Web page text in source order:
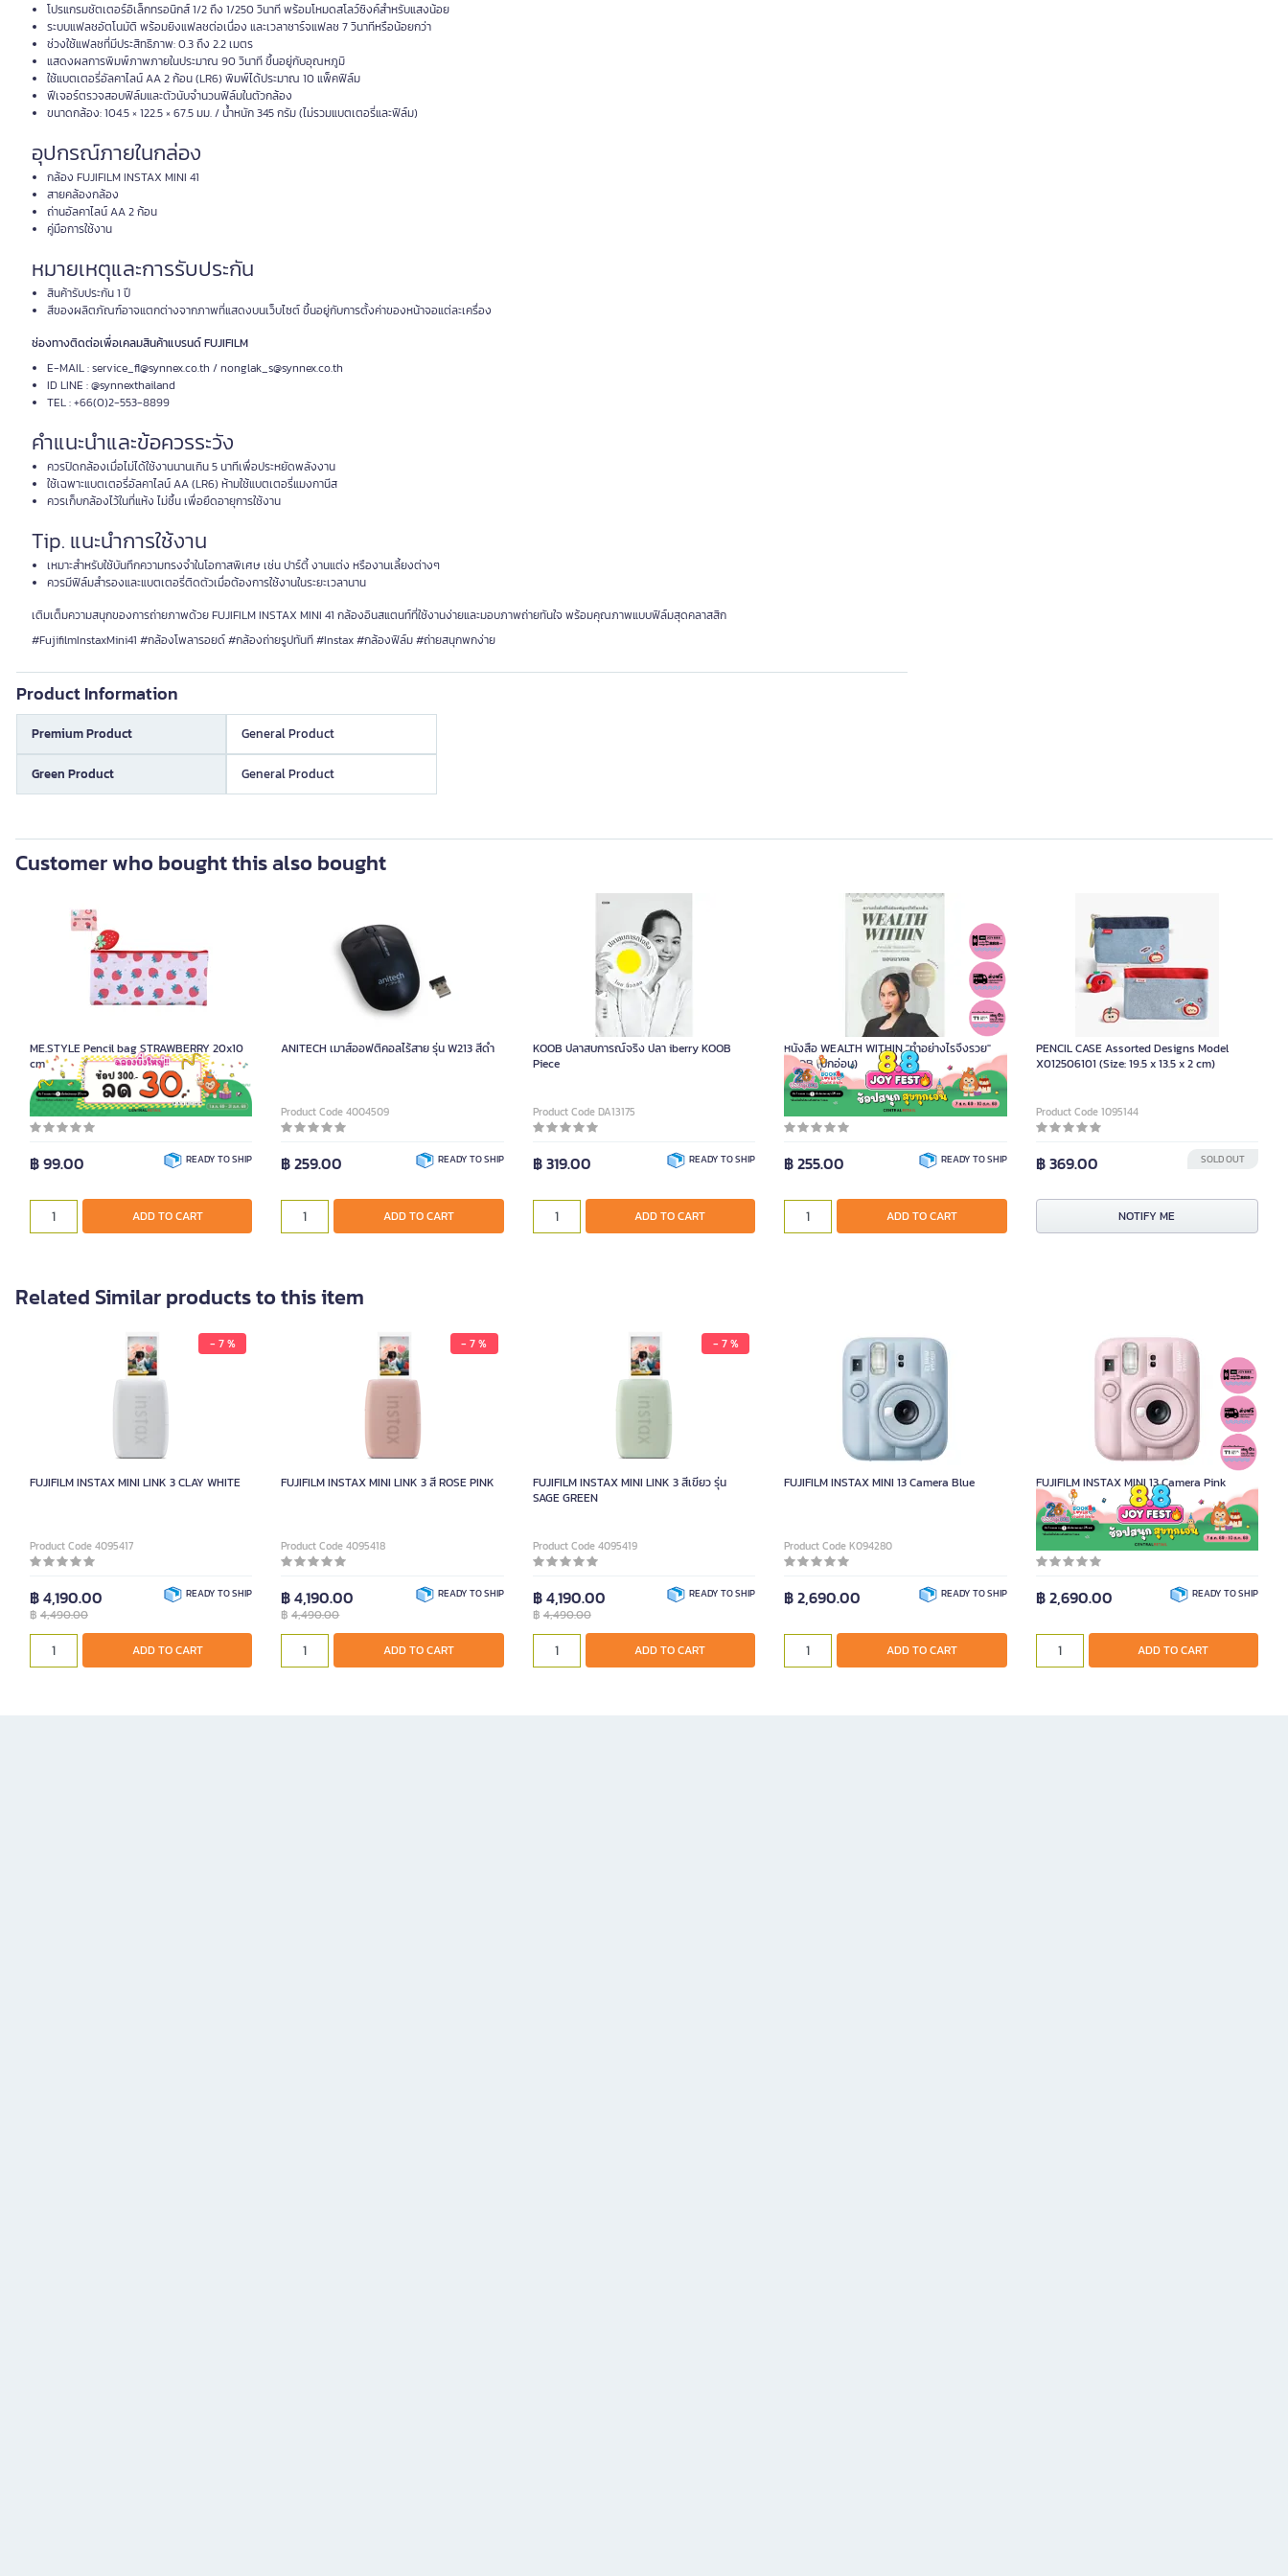
โปรแกรมชัตเตอร์อิเล็กทรอนิกส์ 1/2 ถึง 1/250 วินาที พร้อมโหมดสโลว์ซิงค์สำหรับแสงน้อย
ระบบแฟลชอัตโนมัติ พร้อมยิงแฟลชต่อเนื่อง และเวลาชาร์จแฟลช 7 วินาทีหรือน้อยกว่า
ช่วงใช้แฟลชที่มีประสิทธิภาพ: 0.3 ถึง 2.2 เมตร
แสดงผลการพิมพ์ภาพภายในประมาณ 90 วินาที ขึ้นอยู่กับอุณหภูมิ
ใช้แบตเตอรี่อัลคาไลน์ AA 2 ก้อน (LR6) พิมพ์ได้ประมาณ 10 แพ็คฟิล์ม
ฟีเจอร์ตรวจสอบฟิล์มและตัวนับจำนวนฟิล์มในตัวกล้อง
ขนาดกล้อง: 104.5 × 122.5 × 67.5 มม. / น้ำหนัก 345 กรัม (ไม่รวมแบตเตอรี่และฟิล์ม)
อุปกรณ์ภายในกล่อง
กล้อง FUJIFILM INSTAX MINI 41
สายคล้องกล้อง
ถ่านอัลคาไลน์ AA 2 ก้อน
คู่มือการใช้งาน
หมายเหตุและการรับประกัน
สินค้ารับประกัน 1 ปี
สีของผลิตภัณฑ์อาจแตกต่างจากภาพที่แสดงบนเว็บไซต์ ขึ้นอยู่กับการตั้งค่าของหน้าจอแต่ละเครื่อง
ช่องทางติดต่อเพื่อเคลมสินค้าแบรนด์ FUJIFILM
E-MAIL : service_fl@synnex.co.th / nonglak_s@synnex.co.th
ID LINE : @synnexthailand
TEL : +66(0)2-553-8899
คำแนะนำและข้อควรระวัง
ควรปิดกล้องเมื่อไม่ได้ใช้งานนานเกิน 5 นาทีเพื่อประหยัดพลังงาน
ใช้เฉพาะแบตเตอรี่อัลคาไลน์ AA (LR6) ห้ามใช้แบตเตอรี่แมงกานีส
ควรเก็บกล้องไว้ในที่แห้ง ไม่ชื้น เพื่อยืดอายุการใช้งาน
Tip. แนะนำการใช้งาน
เหมาะสำหรับใช้บันทึกความทรงจำในโอกาสพิเศษ เช่น ปาร์ตี้ งานแต่ง หรืองานเลี้ยงต่างๆ
ควรมีฟิล์มสำรองและแบตเตอรี่ติดตัวเมื่อต้องการใช้งานในระยะเวลานาน
เติมเต็มความสนุกของการถ่ายภาพด้วย FUJIFILM INSTAX MINI 41 กล้องอินสแตนท์ที่ใช้งานง่ายและมอบภาพถ่ายทันใจ พร้อมคุณภาพแบบฟิล์มสุดคลาสสิก
#FujifilmInstaxMini41 #กล้องโพลารอยด์ #กล้องถ่ายรูปทันที #Instax #กล้องฟิล์ม #ถ่ายสนุกพกง่าย
Product Information
Premium Product General Product
Green Product General Product
Customer who bought this also bought
ME.STYLE Pencil bag STRAWBERRY 20x10
cm
Product Code 1093324
฿ 99.00 READY TO SHIP
ADD TO CART
ANITECH เมาส์ออฟติคอลไร้สาย รุ่น W213 สีดำ
Product Code 4004509
฿ 259.00 READY TO SHIP
ADD TO CART
KOOB ปลาสบการณ์จริง ปลา iberry KOOB
Piece
Product Code DA13175
฿ 319.00 READY TO SHIP
ADD TO CART
หนังสือ WEALTH WITHIN "ทําอย่างไรจึงรวย"
KOOB (ปกอ่อน)
Product Code DA16600
฿ 255.00 READY TO SHIP
ADD TO CART
PENCIL CASE Assorted Designs Model
X012506101 (Size: 19.5 x 13.5 x 2 cm)
Product Code 1095144
฿ 369.00 SOLD OUT
NOTIFY ME
Related Similar products to this item
- 7 %
FUJIFILM INSTAX MINI LINK 3 CLAY WHITE
Product Code 4095417
฿ 4,190.00
฿ 4,490.00
READY TO SHIP
ADD TO CART
- 7 %
FUJIFILM INSTAX MINI LINK 3 สี ROSE PINK
Product Code 4095418
฿ 4,190.00
฿4,490.00
READY TO SHIP
ADD TO CART
- 7 %
FUJIFILM INSTAX MINI LINK 3 สีเขียว รุ่น
SAGE GREEN
Product Code 4095419
฿ 4,190.00
฿ 4,490.00
READY TO SHIP
ADD TO CART
FUJIFILM INSTAX MINI 13 Camera Blue
Product Code K094280
฿ 2,690.00 READY TO SHIP
ADD TO CART
FUJIFILM INSTAX MINI 13 Camera Pink
Product Code K094281
฿ 2,690.00 READY TO SHIP
ADD TO CART